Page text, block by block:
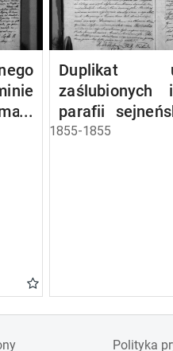
Duplikat
zaślubionych
parafii
1855
1855-1855
Polityka